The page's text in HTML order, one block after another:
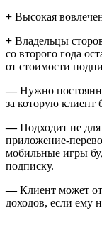
+ Высокая
+ Владельцы
со второго года
от стоимости
—Нужно
за которую клиент
—Подходит не
приложение-
мобильные игры
подписку.
—Клиент может
доходов, если ему